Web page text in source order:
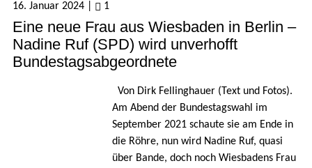
16. Januar 2024 1
Eine neue Frau aus Wiesbaden in Berlin –
Nadine Ruf (SPD) wird unverhofft
Bundestagsabgeordnete
Von Dirk Fellinghauer (Text und Fotos).
Am Abend der Bundestagswahl im
September 2021 schaute sie am Ende in
die Röhre, nun wird Nadine Ruf, quasi
über Bande, doch noch Wiesbadens Frau